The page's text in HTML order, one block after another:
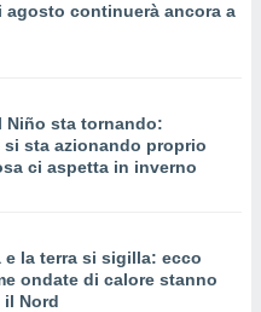
agosto continuerà ancora a
Niño sta tornando:
sta azionando proprio
ci aspetta in inverno
e la terra si sigilla: ecco
ondate di calore stanno
Nord